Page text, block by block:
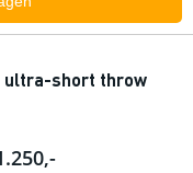
ultra-short throw